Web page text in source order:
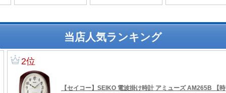
当店人気ランキング